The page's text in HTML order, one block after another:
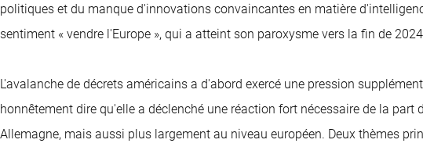
politiques et du manque d'innovations convaincantes en matière
sentiment « vendre l'Europe », qui a atteint son paroxysme vers la fin de
L'avalanche de décrets américains a d'abord exercé une pression
honnêtement dire qu'elle a déclenché une réaction fort nécessaire de la part
Allemagne, mais aussi plus largement au niveau européen. Deux thèmes